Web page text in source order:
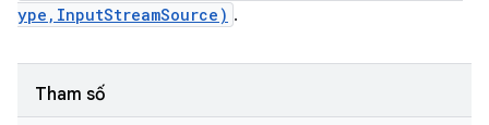
ype,InputStreamSource) .
Tham số